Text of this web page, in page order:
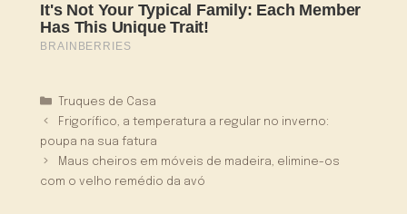
Categorias
Truques de Casa
Frigorífico, a temperatura a regular no inverno:
poupa na sua fatura
Maus cheiros em móveis de madeira, elimine-os
com o velho remédio da avó